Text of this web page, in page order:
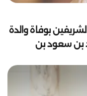
بوفاة والدة
بن سعود بن